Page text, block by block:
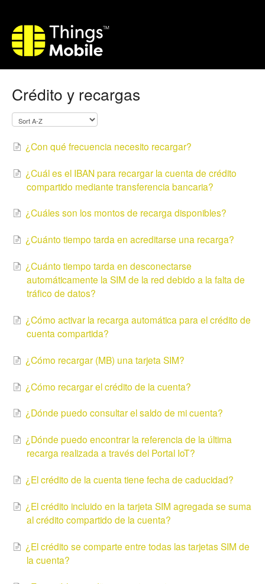
Crédito y recargas
¿Con qué frecuencia necesito recargar?
¿Cuál es el IBAN para recargar la cuenta de crédito
compartido mediante transferencia bancaria?
¿Cuáles son los montos de recarga disponibles?
¿Cuánto tiempo tarda en acreditarse una recarga?
¿Cuánto tiempo tarda en desconectarse
automáticamente la SIM de la red debido a la falta de
tráfico de datos?
¿Cómo activar la recarga automática para el crédito de
cuenta compartida?
¿Cómo recargar (MB) una tarjeta SIM?
¿Cómo recargar el crédito de la cuenta?
¿Dónde puedo consultar el saldo de mi cuenta?
¿Dónde puedo encontrar la referencia de la última
recarga realizada a través del Portal IoT?
¿El crédito de la cuenta tiene fecha de caducidad?
¿El crédito incluido en la tarjeta SIM agregada se suma
al crédito compartido de la cuenta?
¿El crédito se comparte entre todas las tarjetas SIM de
la cuenta?